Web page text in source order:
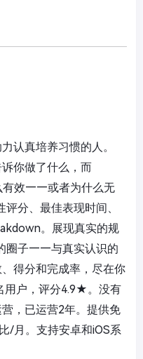
认真培养习惯的人。
你做了什么，而
有效——或者为什么无
分、最佳表现时间、
。展现真实的规
圈子——与真实认识的
得分和完成率，尽在你
用户，评分4.9★。没有
，已运营2年。提供免
/月。支持安卓和iOS系